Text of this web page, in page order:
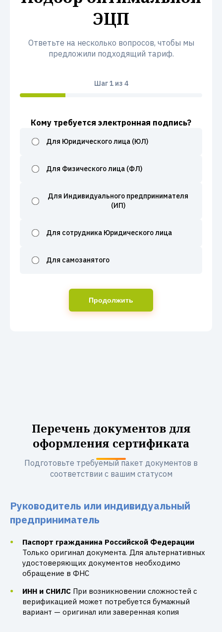
ЭЦП
Ответьте на несколько вопросов, чтобы мы
предложили подходящий тариф.
Шаг1из 4
Кому требуется электронная подпись?
Для Юридического лица (ЮЛ)
Для Физического лица (ФЛ)
Для Индивидуального предпринимателя
(ИП)
Для сотрудника Юридического лица
Для самозанятого
Продолжить
Перечень документов для
оформления сертификата
Подготовьте требуемый пакет документов в
соответствии с вашим статусом
Руководитель или индивидуальный
предприниматель
Паспорт гражданина Российской Федерации
Только оригинал документа. Для альтернативных
удостоверяющих документов необходимо
обращение в ФНС
ИНН и СНИЛС При возникновении сложностей с
верификацией может потребуется бумажный
вариант — оригинал или заверенная копия